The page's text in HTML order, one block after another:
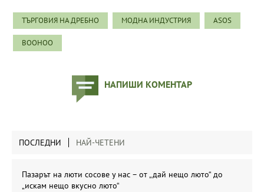
ТЪРГОВИЯ НА ДРЕБНО МОДНА ИНДУСТРИЯ ASOS
BOOHOO
НАПИШИ КОМЕНТАР
ПОСЛЕДНИ НАЙ-ЧЕТЕНИ
Пазарът на люти сосове у нас – от „дай нещо люто“ до
„искам нещо вкусно люто“